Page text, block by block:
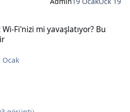
Wi-Fi'nizi mi yavaşlatıyor? Bu
Ocak